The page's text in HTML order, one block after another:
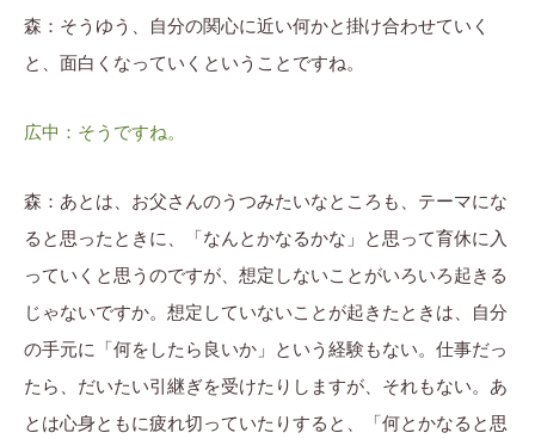
森：そうゆう、自分の関心に近い何かと掛け合わせていく
と、面白くなっていくということですね。
広中：そうですね。
森：あとは、お父さんのうつみたいなところも、テーマにな
ると思ったときに、「なんとかなるかな」と思って育休に入
っていくと思うのですが、想定しないことがいろいろ起きる
じゃないですか。想定していないことが起きたときは、自分
の手元に「何をしたら良いか」という経験もない。仕事だっ
たら、だいたい引継ぎを受けたりしますが、それもない。あ
とは心身ともに疲れ切っていたりすると、「何とかなると思